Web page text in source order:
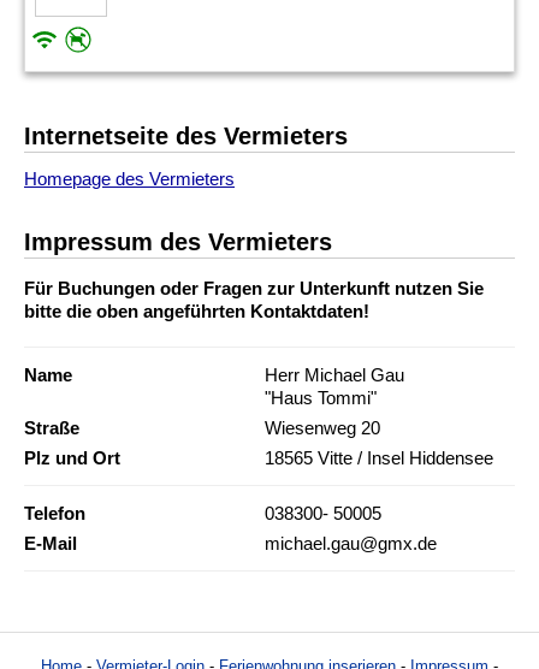
Internetseite des Vermieters
Homepage des Vermieters
Impressum des Vermieters
Für Buchungen oder Fragen zur Unterkunft nutzen Sie
bitte die oben angeführten Kontaktdaten!
Name
Herr Michael Gau
"Haus Tommi"
Straße
Wiesenweg 20
Plz und Ort
18565 Vitte / Insel Hiddensee
Telefon
038300- 50005
E-Mail
michael.gau@gmx.de